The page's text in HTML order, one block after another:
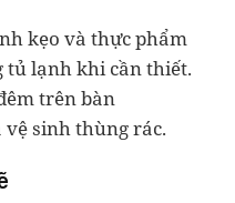
kẹo và thực phẩm
tủ lạnh khi cần thiết.
trên bàn
sinh thùng rác.